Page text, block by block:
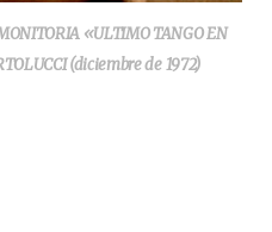
«ULTIMO TANGO EN
(diciembre de 1972)